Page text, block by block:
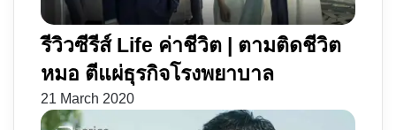
รีวิวซีรีส์ Life ค่าชีวิต | ตามติดชีวิต
หมอ ตีแผ่ธุรกิจโรงพยาบาล
21 March 2020